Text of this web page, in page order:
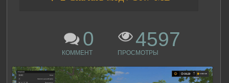
0
КОММЕНТ
4597
ПРОСМОТРЫ